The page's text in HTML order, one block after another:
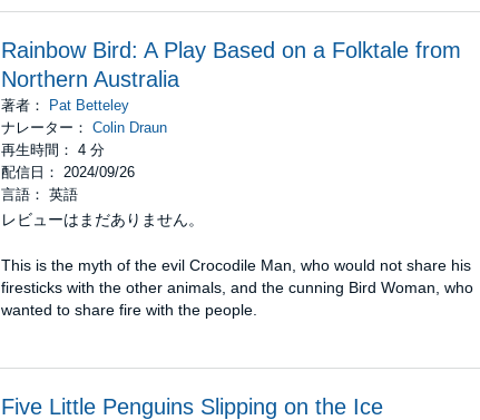
Rainbow Bird: A Play Based on a Folktale from
Northern Australia
著者：
Pat Betteley
ナレーター： Colin Draun
再生時間： 4 分
配信日： 2024/09/26
言語： 英語
レビューはまだありません。
This is the myth of the evil Crocodile Man, who would not share his
firesticks with the other animals, and the cunning Bird Woman, who
wanted to share fire with the people.
Five Little Penguins Slipping on the Ice